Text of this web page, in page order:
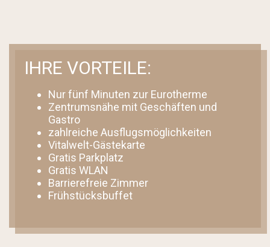
IHRE VORTEILE:
Nur fünf Minuten zur Eurotherme
Zentrumsnähe mit Geschäften und
Gastro
zahlreiche Ausflugsmöglichkeiten
Vitalwelt-Gästekarte
Gratis Parkplatz
Gratis WLAN
Barrierefreie Zimmer
Frühstücksbuffet